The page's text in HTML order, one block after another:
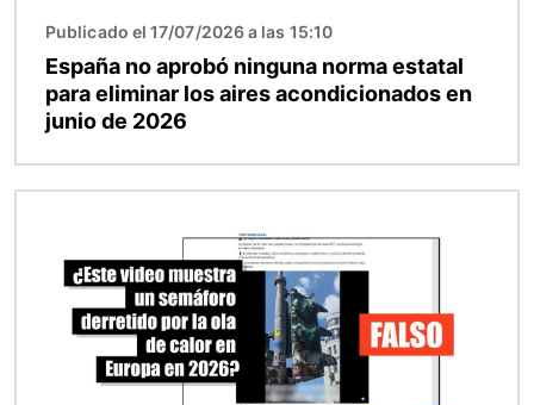
Publicado el 17/07/2026 a las 15:10
España no aprobó ninguna norma estatal
para eliminar los aires acondicionados en
junio de 2026